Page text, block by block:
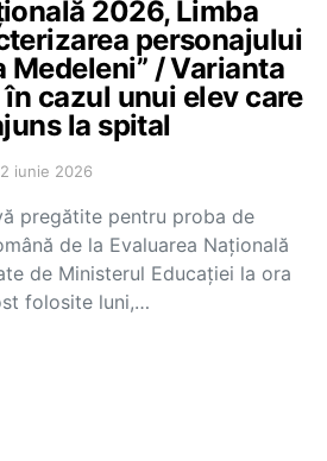
2026, Limba
personajului
Medeleni” / Varianta
cazul unui elev care
la spital
iunie 2026
pregătite pentru proba de
de la Evaluarea Națională
de Ministerul Educației la ora
folosite luni,…